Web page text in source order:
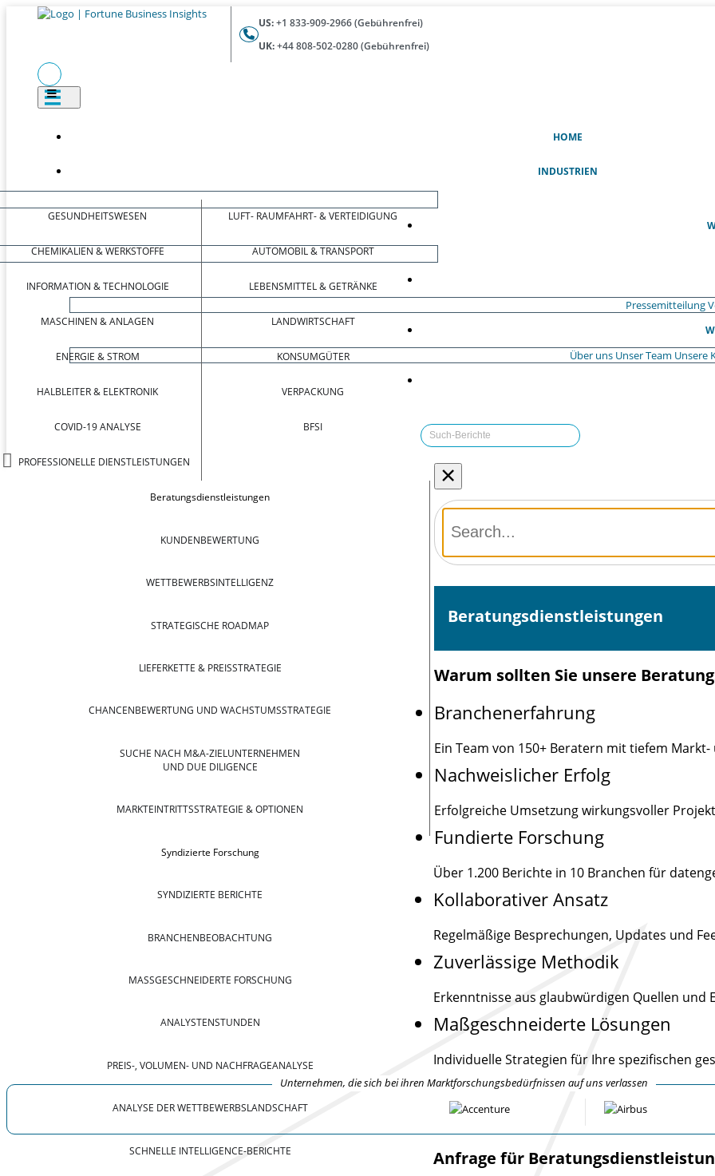
US:+1 833-909-2966 (Gebührenfrei)
UK:+44 808-502-0280 (Gebührenfrei)
HOME
INDUSTRIEN
GESUNDHEITSWESEN
CHEMIKALIEN & WERKSTOFFE
INFORMATION & TECHNOLOGIE
MASCHINEN & ANLAGEN
ENERGIE & STROM
HALBLEITER & ELEKTRONIK
COVID-19 ANALYSE
PROFESSIONELLE DIENSTLEISTUNGEN
LUFT- RAUMFAHRT- & VERTEIDIGUNG
AUTOMOBIL & TRANSPORT
LEBENSMITTEL & GETRÄNKE
LANDWIRTSCHAFT
KONSUMGÜTER
VERPACKUNG
BFSI
Beratungsdienstleistungen
KUNDENBEWERTUNG
WETTBEWERBSINTELLIGENZ
STRATEGISCHE ROADMAP
LIEFERKETTE & PREISSTRATEGIE
CHANCENBEWERTUNG UND WACHSTUMSSTRATEGIE
SUCHE NACH M&A-ZIELUNTERNEHMEN
UND DUE DILIGENCE
MARKTEINTRITTSSTRATEGIE & OPTIONEN
Syndizierte Forschung
SYNDIZIERTE BERICHTE
BRANCHENBEOBACHTUNG
MASSGESCHNEIDERTE FORSCHUNG
ANALYSTENSTUNDEN
PREIS-, VOLUMEN- UND NACHFRAGEANALYSE
ANALYSE DER WETTBEWERBSLANDSCHAFT
SCHNELLE INTELLIGENCE-BERICHTE
Pressemitteilung
Über uns Unser Team Unsere
×
Beratungsdienstleistungen
Warum sollten Sie unsere
Branchenerfahrung
Ein Team von 150+ Beratern mit tiefem
Nachweislicher Erfolg
Erfolgreiche Umsetzung wirkungsvoller
Fundierte Forschung
Über 1.200 Berichte in 10 Branchen für
Kollaborativer Ansatz
Regelmäßige Besprechungen, Updates und
Zuverlässige Methodik
Erkenntnisse aus glaubwürdigen Quellen und
Maßgeschneiderte Lösungen
Individuelle Strategien für Ihre spezifischen
Unternehmen, die sich bei ihren Marktforschungsbedürfnissen auf uns verlassen
Anfrage für